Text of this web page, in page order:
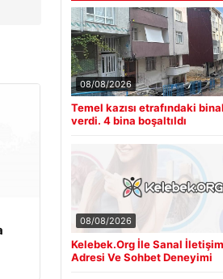
08/08/2026
Temel kazısı etrafındaki
verdi. 4 bina boşaltıldı
08/08/2026
Kelebek.Org İle Sanal
Adresi Ve Sohbet Deneyimi